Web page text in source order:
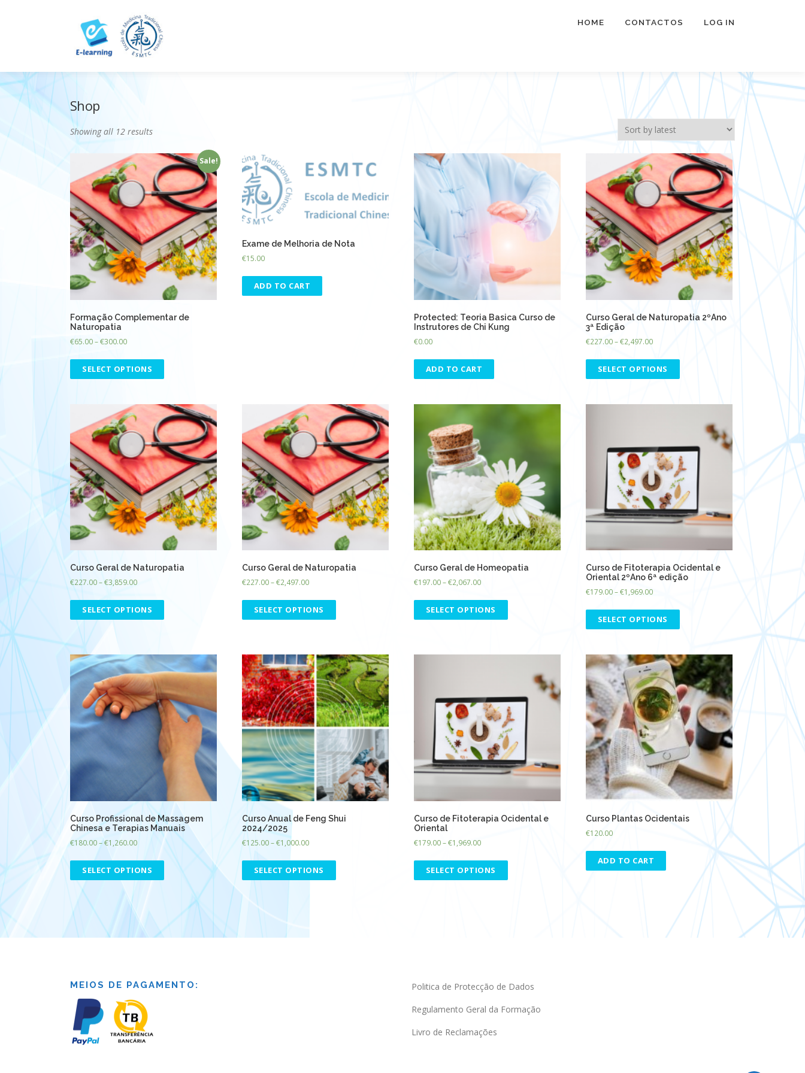
HOME CONTACTOS LOG IN
Shop
Showing all 12 results
Sale!
Formação Complementar de
Naturopatia
€65.00–€300.00
SELECT OPTIONS
Exame de Melhoria de Nota
€15.00
ADD TO CART
Protected: Teoria Basica Curso de
Instrutores de Chi Kung
€0.00
ADD TO CART
Curso Geral de Naturopatia 2ºAno
3ª Edição
€227.00–€2,497.00
SELECT OPTIONS
Curso Geral de Naturopatia
€227.00–€3,859.00
SELECT OPTIONS
Curso Geral de Naturopatia
€227.00–€2,497.00
SELECT OPTIONS
Curso Geral de Homeopatia
€197.00–€2,067.00
SELECT OPTIONS
Curso de Fitoterapia Ocidental e
Oriental 2ºAno 6ª edição
€179.00–€1,969.00
SELECT OPTIONS
Curso Profissional de Massagem
Chinesa e Terapias Manuais
€180.00–€1,260.00
SELECT OPTIONS
Curso Anual de Feng Shui
2024/2025
€125.00–€1,000.00
SELECT OPTIONS
Curso de Fitoterapia Ocidental e
Oriental
€179.00–€1,969.00
SELECT OPTIONS
Curso Plantas Ocidentais
€120.00
ADD TO CART
MEIOS DE PAGAMENTO:
Politica de Protecção de Dados
Regulamento Geral da Formação
Livro de Reclamações